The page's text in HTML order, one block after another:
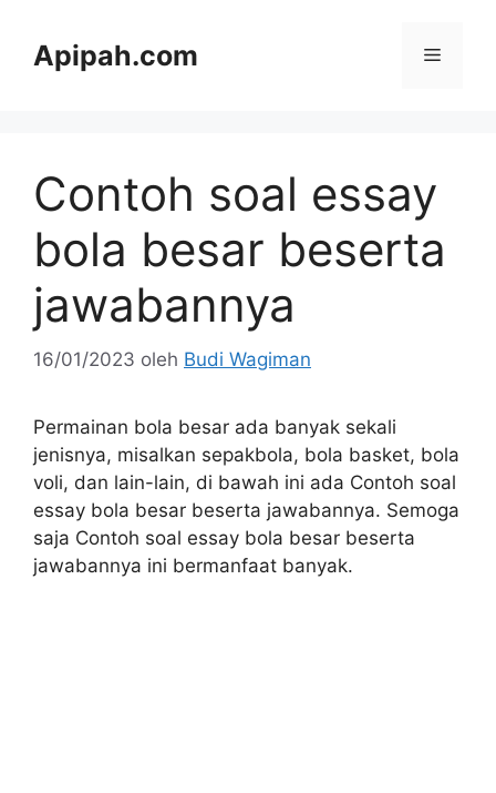
Apipah.com Menu
Contoh soal essay
bola besar beserta
jawabannya
16/01/2023 oleh Budi Wagiman
Permainan bola besar ada banyak sekali
jenisnya, misalkan sepakbola, bola basket, bola
voli, dan lain-lain, di bawah ini ada Contoh soal
essay bola besar beserta jawabannya. Semoga
saja Contoh soal essay bola besar beserta
jawabannya ini bermanfaat banyak.